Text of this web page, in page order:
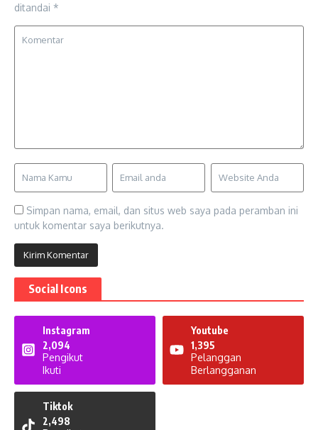
ditandai *
Simpan nama, email, dan situs web saya pada peramban ini
untuk komentar saya berikutnya.
Social Icons
Instagram
2,094
Pengikut
Ikuti
Youtube
1,395
Pelanggan
Berlangganan
Tiktok
2,498